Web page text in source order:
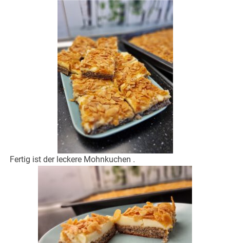
Fertig ist der leckere Mohnkuchen .